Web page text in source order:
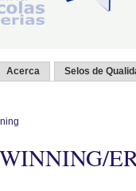
Acerca Selos de